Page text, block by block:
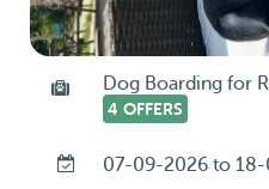
Dog Boarding for
4 OFFERS
07-09-2026 to